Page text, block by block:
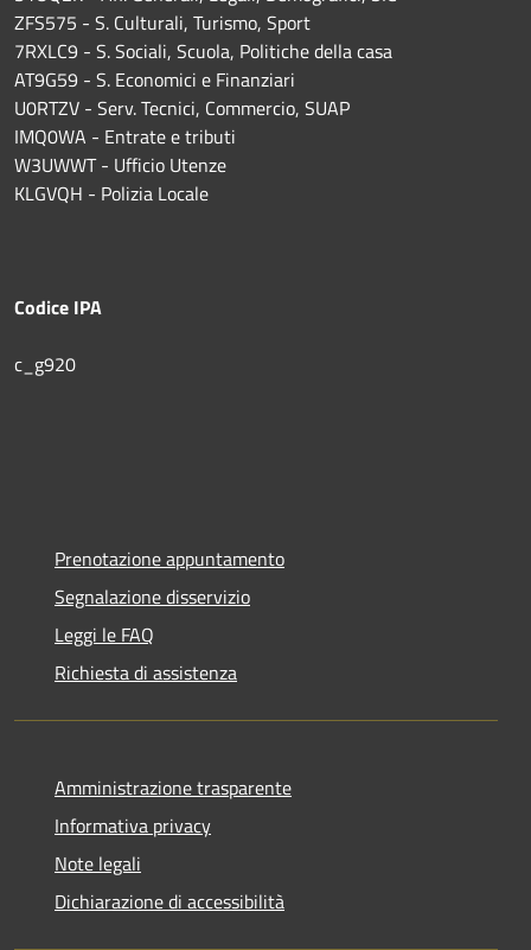
ZFS575 - S. Culturali, Turismo, Sport
7RXLC9 - S. Sociali, Scuola, Politiche della casa
AT9G59 - S. Economici e Finanziari
U0RTZV - Serv. Tecnici, Commercio, SUAP
IMQ0WA - Entrate e tributi
W3UWWT - Ufficio Utenze
KLGVQH - Polizia Locale
Codice IPA
c_g920
Prenotazione appuntamento
Segnalazione disservizio
Leggi le FAQ
Richiesta di assistenza
Amministrazione trasparente
Informativa privacy
Note legali
Dichiarazione di accessibilità